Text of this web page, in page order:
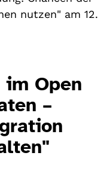
nutzen" am 12.
Open
–